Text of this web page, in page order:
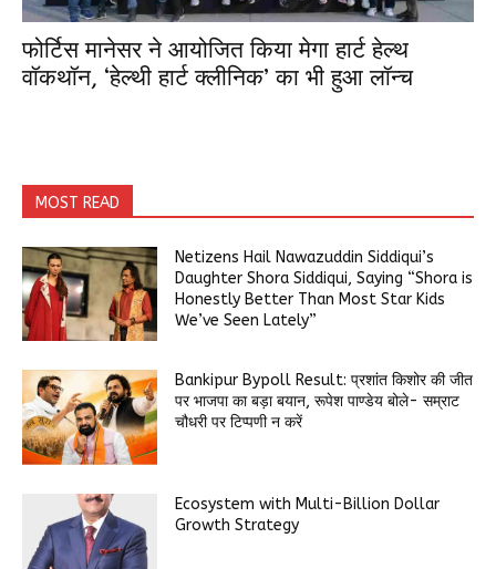
फोर्टिस मानेसर ने आयोजित किया मेगा हार्ट हेल्थ
वॉकथॉन, ‘हेल्थी हार्ट क्लीनिक’ का भी हुआ लॉन्च
MOST READ
Netizens Hail Nawazuddin Siddiqui’s
Daughter Shora Siddiqui, Saying “Shora is
Honestly Better Than Most Star Kids
We’ve Seen Lately”
Bankipur Bypoll Result: प्रशांत किशोर की जीत
पर भाजपा का बड़ा बयान, रूपेश पाण्डेय बोले- सम्राट
चौधरी पर टिप्पणी न करें
Ecosystem with Multi-Billion Dollar
Growth Strategy